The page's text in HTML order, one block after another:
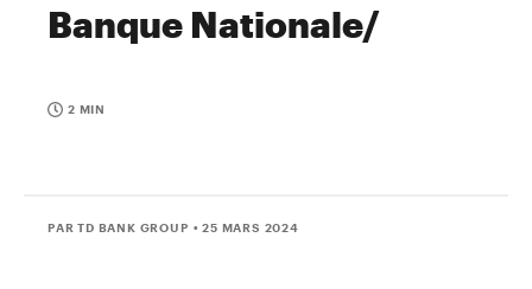
Banque Nationale/
2 MIN
PAR TD BANK GROUP • 25 MARS 2024